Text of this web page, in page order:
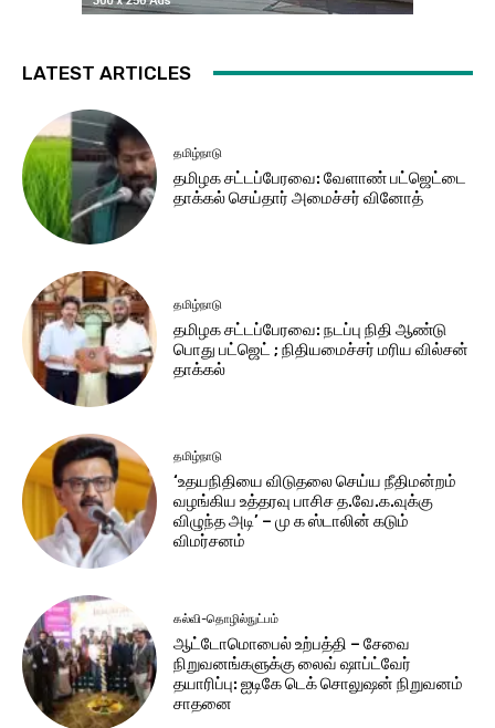
LATEST ARTICLES
தமிழ்நாடு
தமிழக சட்​டப்​பேர​வை: வேளாண் பட்​ஜெட்டை
தாக்கல் செய்தார் அமைச்சர் வினோத்
தமிழ்நாடு
தமிழக சட்டப்பேரவை: நடப்பு நிதி ஆண்​டு
பொது பட்ஜெட் ; நிதியமைச்சர் மரிய வில்சன்
தாக்​கல்
தமிழ்நாடு
‘உதயநிதியை விடுதலை செய்ய நீதிமன்றம்
வழங்கிய உத்தரவு பாசிச த.வே.க.வுக்கு
விழுந்த அடி’ – மு க ஸ்டாலின் கடும்
விமர்சனம்
கல்வி-தொழில்நுட்பம்
ஆட்டோமொபைல் உற்பத்தி – சேவை
நிறுவனங்களுக்கு லைவ் ஷாப்ட்வேர்
தயாரிப்பு: ஐடிகே டெக் சொலுஷன் நிறுவனம்
சாதனை